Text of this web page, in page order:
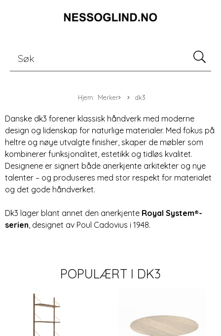
Hjem Merker dk3
Danske dk3 forener klassisk håndverk med moderne
design og lidenskap for naturlige materialer. Med fokus på
heltre og nøye utvalgte finisher, skaper de møbler som
kombinerer funksjonalitet, estetikk og tidløs kvalitet.
Designene er signert både anerkjente arkitekter og nye
talenter – og produseres med stor respekt for materialet
og det gode håndverket.
Dk3 lager blant annet den anerkjente Royal System®-
serien, designet av Poul Cadovius i 1948.
POPULÆRT I DK3